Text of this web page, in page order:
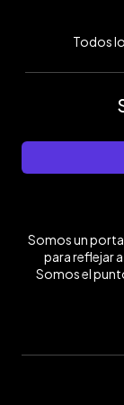
Todos
Somos un
para reflejar a
Somos el